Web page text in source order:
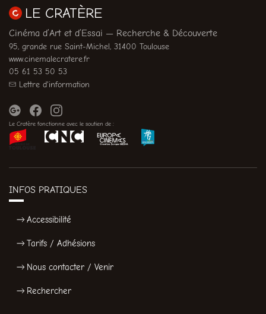
LE CRATÈRE
Cinéma d’Art et d’Essai — Recherche & Découverte
95, grande rue Saint-Michel, 31400 Toulouse
www.cinemalecratere.fr
05 61 53 50 53
Lettre d'information
Le Cratère fonctionne avec le soutien de :
INFOS PRATIQUES
Accessibilité
Tarifs / Adhésions
Nous contacter / Venir
Rechercher